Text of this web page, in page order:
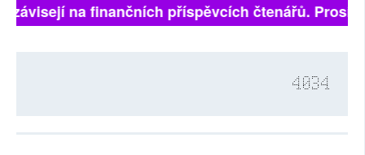
na finančních příspěvcích čtenářů.
4034